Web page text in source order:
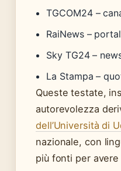
TGCOM24 –
RaiNews –
Sky TG24 –
La Stampa –
Queste testate,
autorevolezza
dell’Università di
nazionale, con
più fonti per